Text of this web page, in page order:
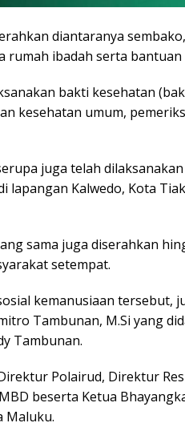
diantaranya
rumah ibadah serta bantuan
bakti kesehatan
kesehatan umum,
juga telah
lapangan Kalwedo, Kota
sama juga diserahkan
setempat.
kemanusiaan tersebut,
Tambunan, M.Si yang
Tambunan.
Polairud, Direktur
beserta Ketua
Maluku.